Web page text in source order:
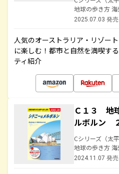
地球の歩き方 海
2025.07.03 発売
人気のオーストラリア・リゾー
に楽しむ！都市と自然を満喫す
ティ紹介
Ｃ１３ 地
ルボルン
Cシリーズ（太
地球の歩き方 海
2024.11.07 発売